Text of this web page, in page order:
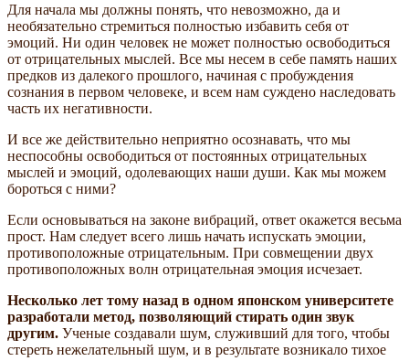
Для начала мы должны понять, что невозможно, да и
необязательно стремиться полностью избавить себя от
эмоций. Ни один человек не может полностью освободиться
от отрицательных мыслей. Все мы несем в себе память наших
предков из далекого прошлого, начиная с пробуждения
сознания в первом человеке, и всем нам суждено наследовать
часть их негативности.
И все же действительно неприятно осознавать, что мы
неспособны освободиться от постоянных отрицательных
мыслей и эмоций, одолевающих наши души. Как мы можем
бороться с ними?
Если основываться на законе вибраций, ответ окажется весьма
прост. Нам следует всего лишь начать испускать эмоции,
противоположные отрицательным. При совмещении двух
противоположных волн отрицательная эмоция исчезает.
Несколько лет тому назад в одном японском университете
разработали метод, позволяющий стирать один звук
другим. Ученые создавали шум, служивший для того, чтобы
стереть нежелательный шум, и в результате возникало тихое